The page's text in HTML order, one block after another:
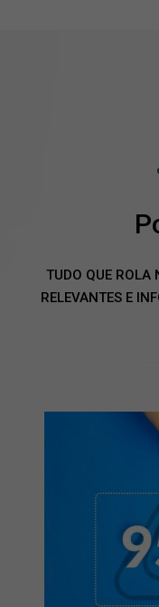
TUDO QUE ROLA
RELEVANTES E
antes
artigos